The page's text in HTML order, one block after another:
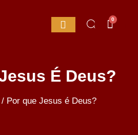
0
É Deus?
/ Por que Jesus é Deus?